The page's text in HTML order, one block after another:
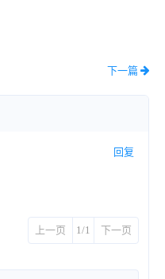
下一篇
回复
上一页 1/1 下一页